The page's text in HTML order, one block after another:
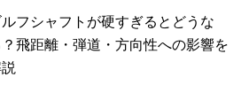
ルフシャフトが硬すぎるとどうな
？飛距離・弾道・方向性への影響を